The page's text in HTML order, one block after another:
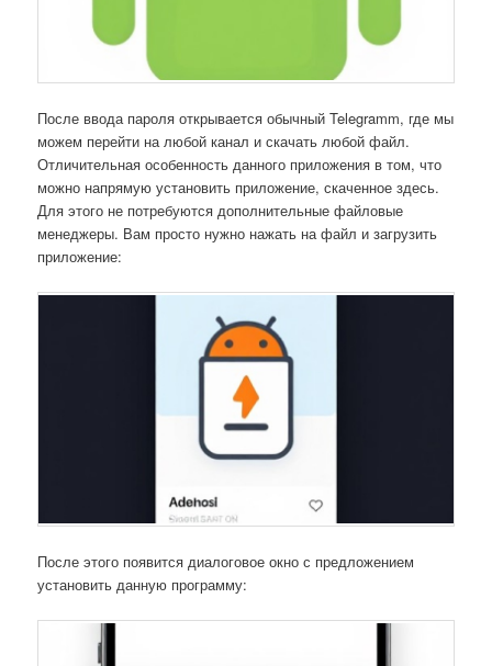
После ввода пароля открывается обычный Telegramm, где мы
можем перейти на любой канал и скачать любой файл.
Отличительная особенность данного приложения в том, что
можно напрямую установить приложение, скаченное здесь.
Для этого не потребуются дополнительные файловые
менеджеры. Вам просто нужно нажать на файл и загрузить
приложение:
После этого появится диалоговое окно с предложением
установить данную программу: